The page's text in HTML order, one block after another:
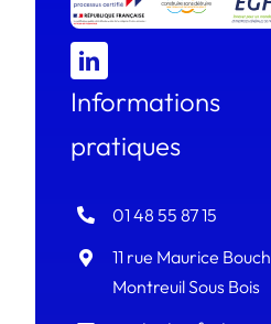
Informations
pratiques
01 48 55 87 15
11 rue Maurice
Montreuil Sous Bois